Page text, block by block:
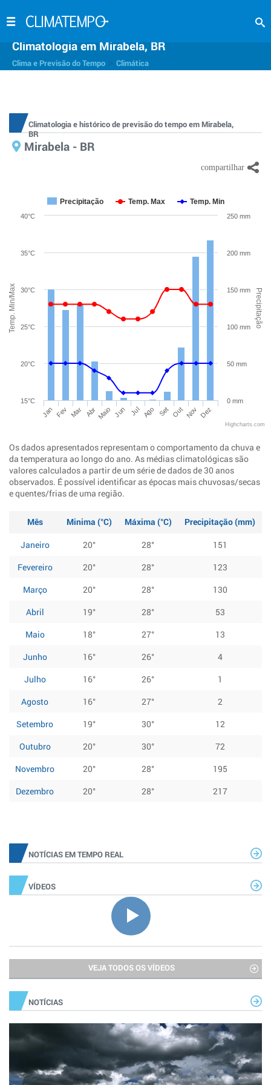
Climatologia em Mirabela, BR
Clima e Previsão do Tempo Climática
Climatologia e histórico de previsão do tempo em Mirabela,
BR
Mirabela - BR
Temp. Min/Max Precipitação
Precipitação Temp. Max Temp. Min
Jan Fev Mar Abr Maio Jun Jul Ago Set Out Nov Dez
15°C
20°C
25°C
30°C
35°C
40°C
0 mm
50 mm
100 mm
150 mm
200 mm
250 mm
Highcharts.com
Os dados apresentados representam o comportamento da chuva e
da temperatura ao longo do ano. As médias climatológicas são
valores calculados a partir de um série de dados de 30 anos
observados. É possível identificar as épocas mais chuvosas/secas
e quentes/frias de uma região.
Mês Minima (°C) Máxima (°C)
Precipitação (mm)
Janeiro
20° 28°
151
Fevereiro
20° 28°
123
Março
20° 28°
130
Abril
19° 28°
53
Maio
18° 27°
13
Junho
16° 26°
4
Julho
16° 26°
1
Agosto
16° 27°
2
Setembro
19° 30°
12
Outubro
20° 30°
72
Novembro
20° 28°
195
Dezembro
20° 28° 217
NOTÍCIAS EM TEMPO REAL
VÍDEOS
VEJA TODOS OS VÍDEOS
NOTÍCIAS